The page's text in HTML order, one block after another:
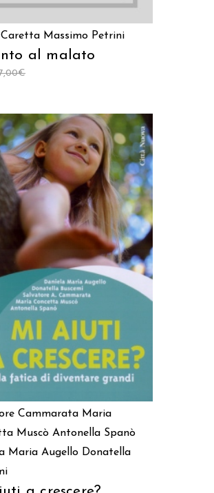
Caretta Massimo Petrini
al malato
€
AGGIUNGI AL CARRELLO
Cammarata Maria
Muscò Antonella Spanò
Maria Augello Donatella